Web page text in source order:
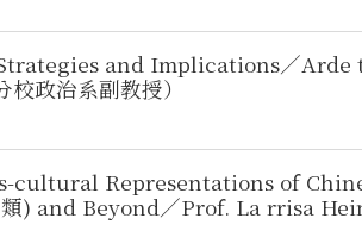
and Implications／Arde
政治系副教授）
cultural Representations of
) and Beyond／Prof. La rrisa